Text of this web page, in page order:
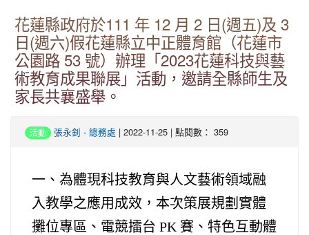
花蓮縣政府於111 年 12 月 2 日(週五)及 3
日(週六)假花蓮縣立中正體育館（花蓮市
公園路 53 號）辦理「2023花蓮科技與藝
術教育成果聯展」活動，邀請全縣師生及
家長共襄盛舉。
活動 張永釗 - 總務處 | 2022-11-25 | 點閱數： 359
一、為體現科技教育與人文藝術領域融
入教學之應用成效，本次策展規劃實體
攤位專區、電競擂台 PK 賽、特色互動體